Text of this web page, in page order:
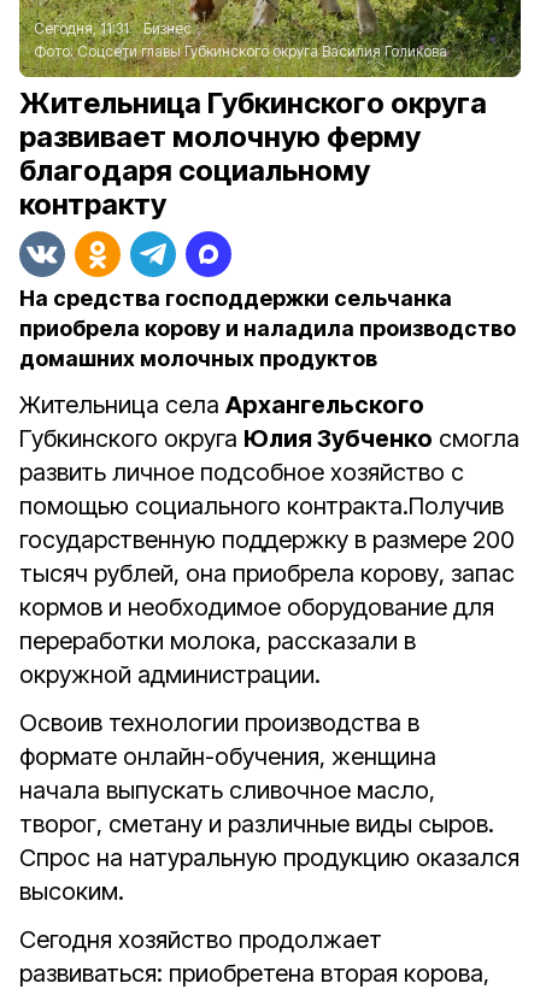
Сегодня, 11:31
Бизнес
Фото:Соцсети главы Губкинского округа Василия Голикова
Жительница Губкинского округа
развивает молочную ферму
благодаря социальному
контракту
На средства господдержки сельчанка
приобрела корову и наладила производство
домашних молочных продуктов
Жительница села Архангельского
Губкинского округа Юлия Зубченко смогла
развить личное подсобное хозяйство с
помощью социального контракта.Получив
государственную поддержку в размере 200
тысяч рублей, она приобрела корову, запас
кормов и необходимое оборудование для
переработки молока, рассказали в
окружной администрации.
Освоив технологии производства в
формате онлайн-обучения, женщина
начала выпускать сливочное масло,
творог, сметану и различные виды сыров.
Спрос на натуральную продукцию оказался
высоким.
Сегодня хозяйство продолжает
развиваться: приобретена вторая корова,